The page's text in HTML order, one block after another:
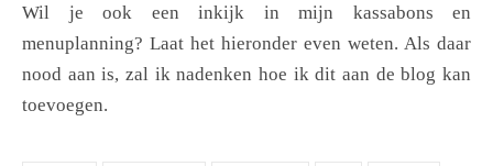
Wil je ook een inkijk in mijn kassabons en
menuplanning? Laat het hieronder even weten. Als daar
nood aan is, zal ik nadenken hoe ik dit aan de blog kan
toevoegen.